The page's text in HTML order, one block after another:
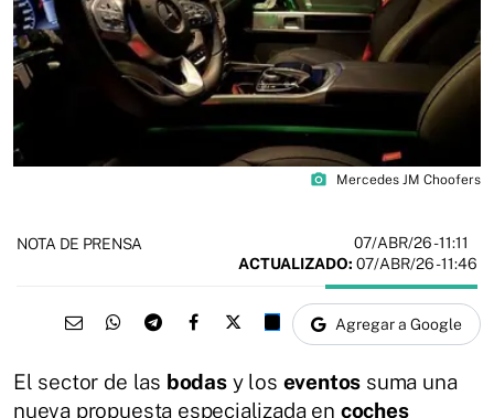
photo_camera Mercedes JM Choofers
NOTA DE PRENSA 07/ABR/26- 11:11
ACTUALIZADO: 07/ABR/26 - 11:46
Agregar a Google
El sector de las bodasy los eventos suma una
nueva propuesta especializada en coches